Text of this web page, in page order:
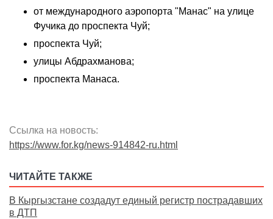
от международного аэропорта "Манас" на улице
Фучика до проспекта Чуй;
проспекта Чуй;
улицы Абдрахманова;
проспекта Манаса.
Ссылка на новость:
https://www.for.kg/news-914842-ru.html
ЧИТАЙТЕ ТАКЖЕ
В Кыргызстане создадут единый регистр пострадавших
в ДТП